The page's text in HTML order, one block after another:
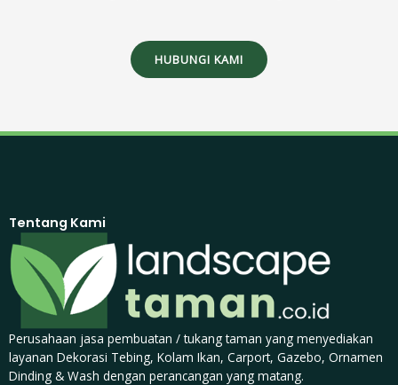
HUBUNGI KAMI
Tentang Kami
Perusahaan jasa pembuatan / tukang taman yang menyediakan
layanan Dekorasi Tebing, Kolam Ikan, Carport, Gazebo, Ornamen
Dinding & Wash dengan perancangan yang matang.